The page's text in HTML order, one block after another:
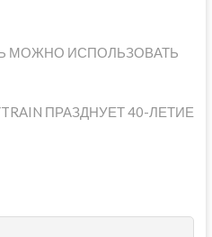
МОЖНО ИСПОЛЬЗОВАТЬ
ПРАЗДНУЕТ 40-ЛЕТИЕ